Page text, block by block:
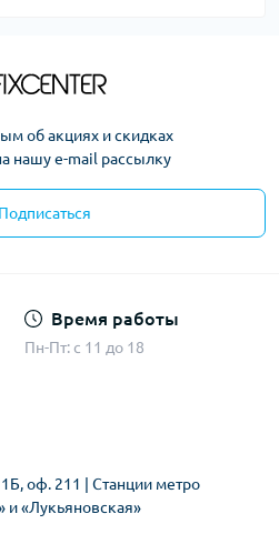
об акциях и скидках
нашу e-mail рассылку
Подписаться
Время работы
Пн-Пт: c 11 до 18
оф. 211 | Станции метро
и «Лукьяновская»